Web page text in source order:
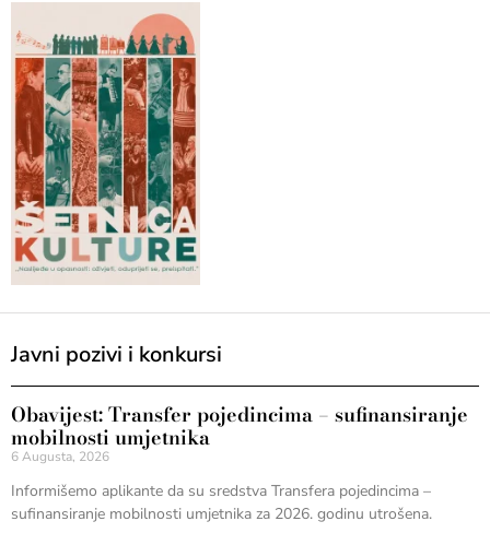
Javni pozivi i konkursi
Obavijest: Transfer pojedincima – sufinansiranje
mobilnosti umjetnika
6 Augusta, 2026
Informišemo aplikante da su sredstva Transfera pojedincima –
sufinansiranje mobilnosti umjetnika za 2026. godinu utrošena.